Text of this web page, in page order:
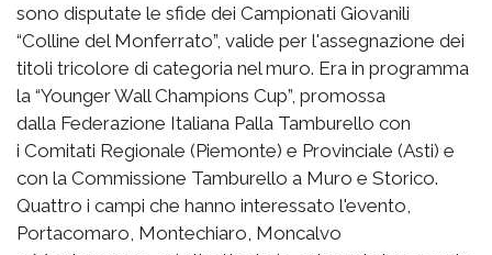
sono disputate le sfide dei Campionati Giovanili
“Colline del Monferrato”, valide per l'assegnazione dei
titoli tricolore di categoria nel muro. Era in programma
la “Younger Wall Champions Cup”, promossa
dalla Federazione Italiana Palla Tamburello con
i Comitati Regionale (Piemonte) e Provinciale (Asti) e
con la Commissione Tamburello a Muro e Storico.
Quattro i campi che hanno interessato l'evento,
Portacomaro, Montechiaro, Moncalvo